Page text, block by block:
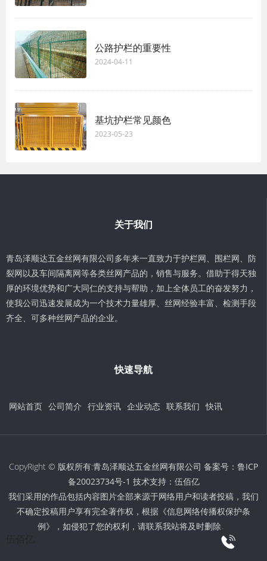
公路护栏的重要性
2024-04-11
基坑护栏常见颜色
2023-05-23
关于我们
青岛泽顺达五金丝网有限公司多年来一直致力于护栏网、围栏网、防
裂网以及车间隔离网等各类丝网产品的，销售与服务。借助于得天独
厚的环境优势和广大同仁的支持与帮助，加上全体员工的奋发努力，
使我公司迅速发展成为一个技术力量雄厚、丝网经验丰富、检测手段
齐全、可多种丝网产品的企业。
快速导航
网站首页 公司简介 行业资讯 企业动态 联系我们 快讯
CopyRight © 版权所有:青岛泽顺达五金丝网有限公司 备案号： 鲁ICP
备20023734号-1 技术支持： 伍佰亿
我们采用的作品包括内容图片全部来源于网络用户和读者投稿，我们
不确定投稿用户享有完全著作权，根据《信息网络传播权保护条
例》，如侵犯了您的权利，请联系我站将及时删除。